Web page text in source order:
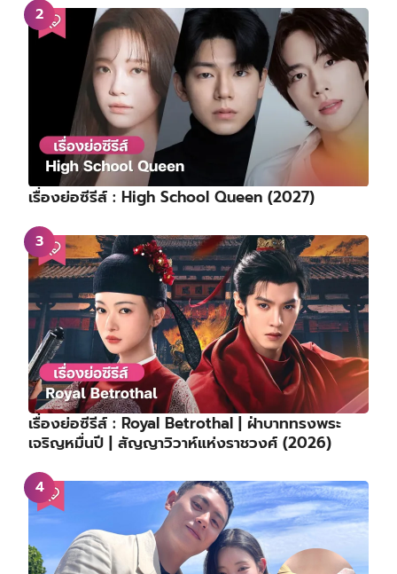
เรื่องย่อซีรีส์ : High School Queen (2027)
เรื่องย่อซีรีส์ : Royal Betrothal | ฝ่าบาททรงพระ
เจริญหมื่นปี | สัญญาวิวาห์แห่งราชวงศ์ (2026)